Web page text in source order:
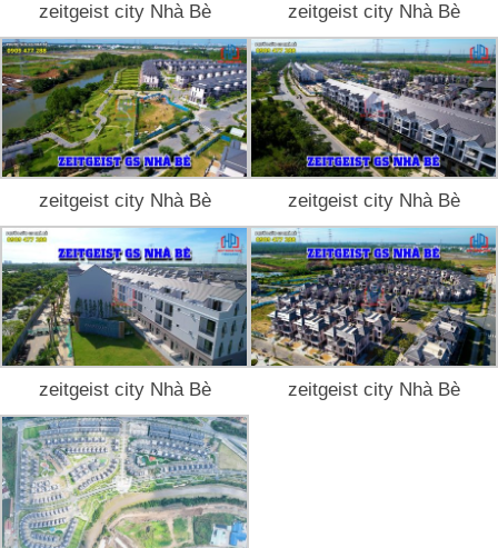
zeitgeist city Nhà Bè zeitgeist city Nhà Bè
zeitgeist city Nhà Bè zeitgeist city Nhà Bè
zeitgeist city Nhà Bè zeitgeist city Nhà Bè